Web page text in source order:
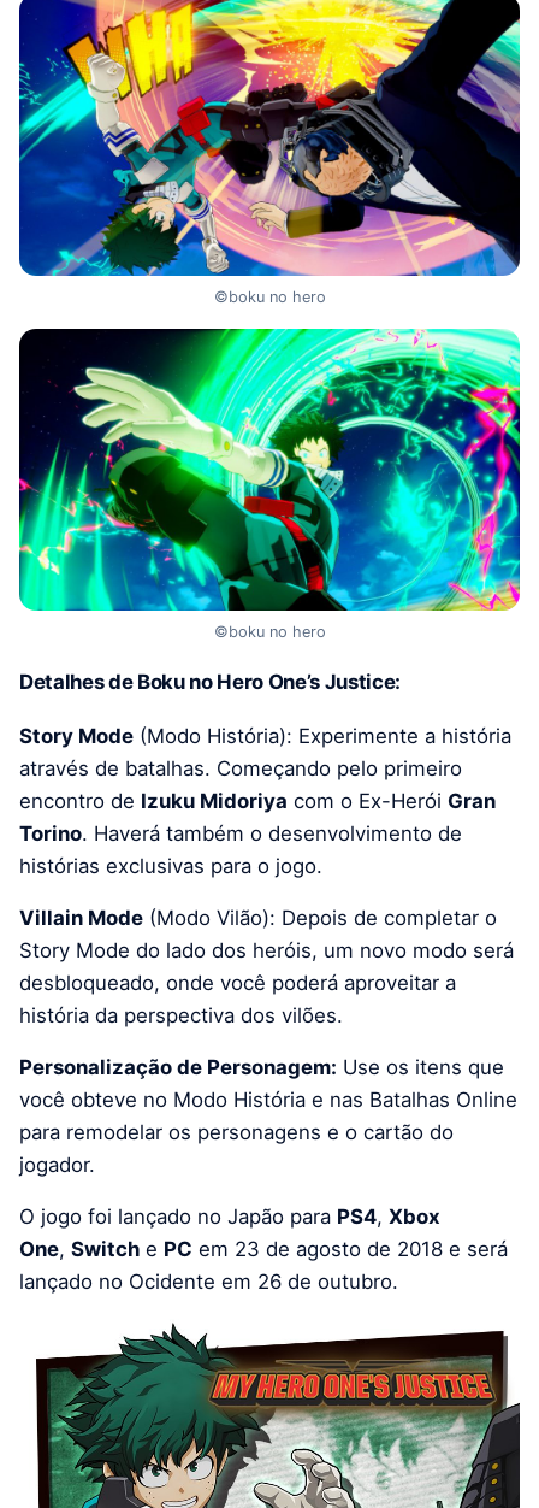
©boku no hero
©boku no hero
Detalhes de Boku no Hero One’s Justice:
Story Mode (Modo História): Experimente a história
através de batalhas. Começando pelo primeiro
encontro de Izuku Midoriya com o Ex-Herói Gran
Torino. Haverá também o desenvolvimento de
histórias exclusivas para o jogo.
Villain Mode (Modo Vilão): Depois de completar o
Story Mode do lado dos heróis, um novo modo será
desbloqueado, onde você poderá aproveitar a
história da perspectiva dos vilões.
Personalização de Personagem: Use os itens que
você obteve no Modo História e nas Batalhas Online
para remodelar os personagens e o cartão do
jogador.
O jogo foi lançado no Japão para PS4, Xbox
One, Switch e PC em 23 de agosto de 2018 e será
lançado no Ocidente em 26 de outubro.